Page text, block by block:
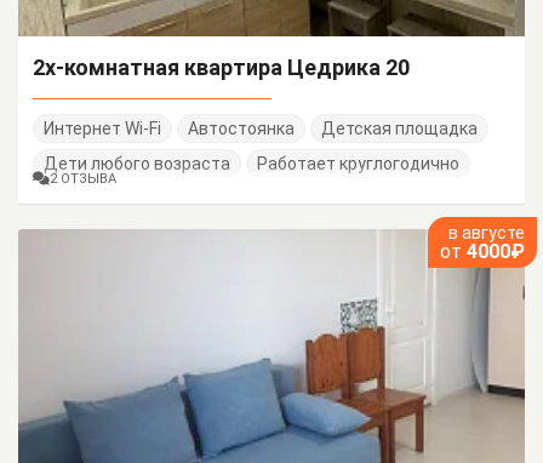
2х-комнатная квартира Цедрика 20
Интернет Wi-Fi Автостоянка
Детская площадка
Дети любого возраста
Работает круглогодично
2 ОТЗЫВА
в августе
от 4000₽